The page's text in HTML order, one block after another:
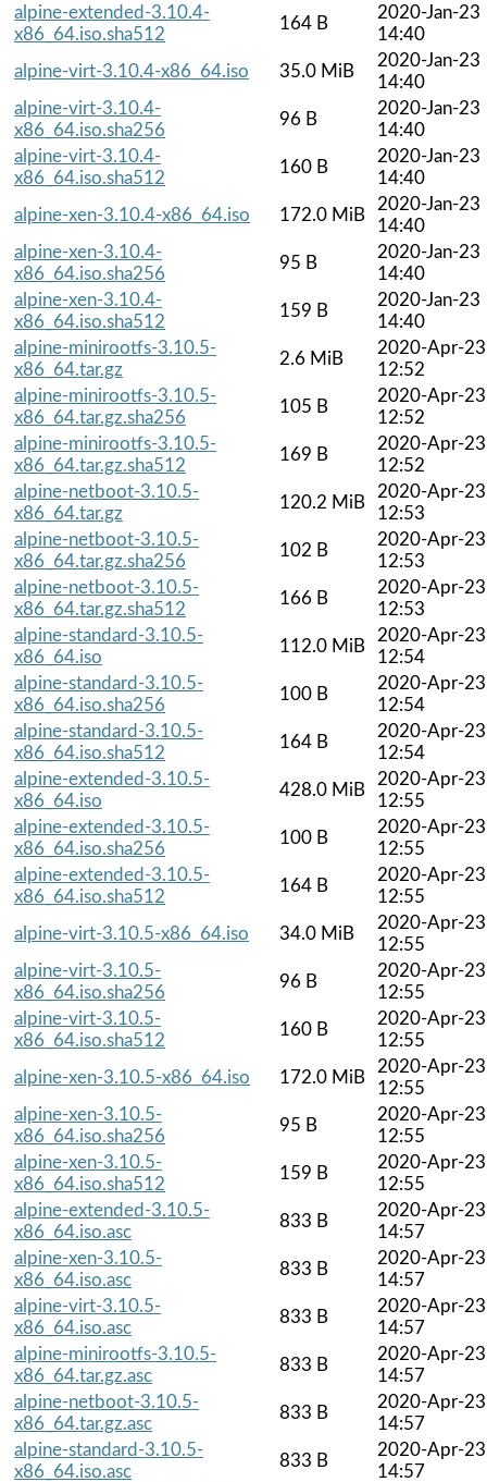
alpine-extended-3.10.4-
x86_64.iso.sha512
164 B
2020-Jan-23
14:40
alpine-virt-3.10.4-x86_64.iso
35.0 MiB
2020-Jan-23
14:40
alpine-virt-3.10.4-
x86_64.iso.sha256
96 B
2020-Jan-23
14:40
alpine-virt-3.10.4-
x86_64.iso.sha512
160 B
2020-Jan-23
14:40
alpine-xen-3.10.4-x86_64.iso
172.0 MiB
2020-Jan-23
14:40
alpine-xen-3.10.4-
x86_64.iso.sha256
95 B
2020-Jan-23
14:40
alpine-xen-3.10.4-
x86_64.iso.sha512
159 B
2020-Jan-23
14:40
alpine-minirootfs-3.10.5-
x86_64.tar.gz
2.6 MiB
2020-Apr-23
12:52
alpine-minirootfs-3.10.5-
x86_64.tar.gz.sha256
105 B
2020-Apr-23
12:52
alpine-minirootfs-3.10.5-
x86_64.tar.gz.sha512
169 B
2020-Apr-23
12:52
alpine-netboot-3.10.5-
x86_64.tar.gz
120.2 MiB
2020-Apr-23
12:53
alpine-netboot-3.10.5-
x86_64.tar.gz.sha256
102 B
2020-Apr-23
12:53
alpine-netboot-3.10.5-
x86_64.tar.gz.sha512
166 B
2020-Apr-23
12:53
alpine-standard-3.10.5-
x86_64.iso
112.0 MiB
2020-Apr-23
12:54
alpine-standard-3.10.5-
x86_64.iso.sha256
100 B
2020-Apr-23
12:54
alpine-standard-3.10.5-
x86_64.iso.sha512
164 B
2020-Apr-23
12:54
alpine-extended-3.10.5-
x86_64.iso
428.0 MiB
2020-Apr-23
12:55
alpine-extended-3.10.5-
x86_64.iso.sha256
100 B
2020-Apr-23
12:55
alpine-extended-3.10.5-
x86_64.iso.sha512
164 B
2020-Apr-23
12:55
alpine-virt-3.10.5-x86_64.iso
34.0 MiB
2020-Apr-23
12:55
alpine-virt-3.10.5-
x86_64.iso.sha256
96 B
2020-Apr-23
12:55
alpine-virt-3.10.5-
x86_64.iso.sha512
160 B
2020-Apr-23
12:55
alpine-xen-3.10.5-x86_64.iso
172.0 MiB
2020-Apr-23
12:55
alpine-xen-3.10.5-
x86_64.iso.sha256
95 B
2020-Apr-23
12:55
alpine-xen-3.10.5-
x86_64.iso.sha512
159 B
2020-Apr-23
12:55
alpine-extended-3.10.5-
x86_64.iso.asc
833 B
2020-Apr-23
14:57
alpine-xen-3.10.5-
x86_64.iso.asc
833 B
2020-Apr-23
14:57
alpine-virt-3.10.5-
x86_64.iso.asc
833 B
2020-Apr-23
14:57
alpine-minirootfs-3.10.5-
x86_64.tar.gz.asc
833 B
2020-Apr-23
14:57
alpine-netboot-3.10.5-
x86_64.tar.gz.asc
833 B
2020-Apr-23
14:57
alpine-standard-3.10.5-
x86_64.iso.asc
833 B
2020-Apr-23
14:57